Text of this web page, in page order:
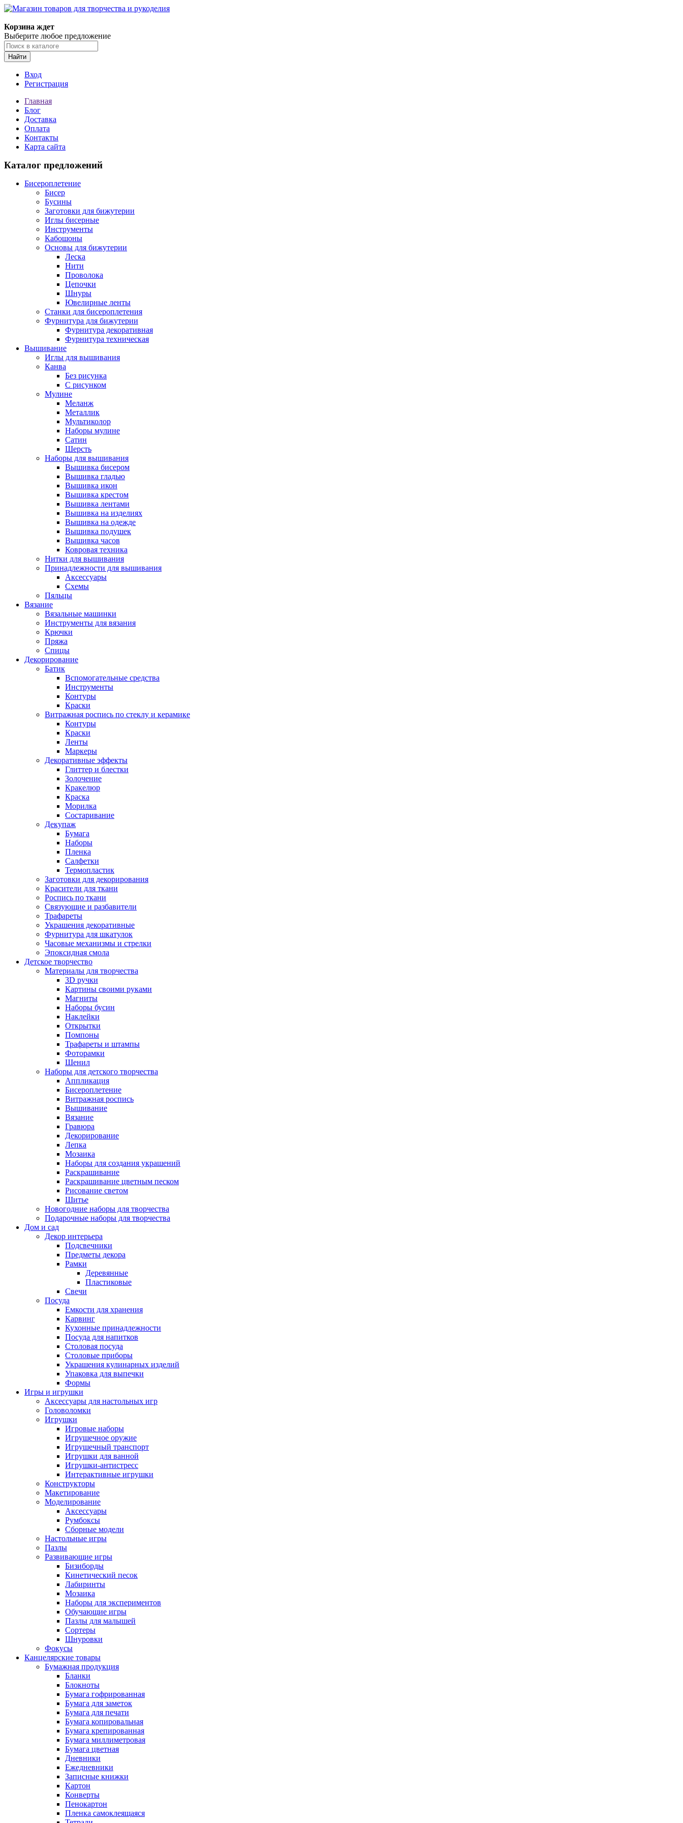
Корзина ждет
Выберите любое предложение
Найти
Вход
Регистрация
Главная
Блог
Доставка
Оплата
Контакты
Карта сайта
Каталог предложений
Бисероплетение
Бисер
Бусины
Заготовки для бижутерии
Иглы бисерные
Инструменты
Кабошоны
Основы для бижутерии
Леска
Нити
Проволока
Цепочки
Шнуры
Ювелирные ленты
Станки для бисероплетения
Фурнитура для бижутерии
Фурнитура декоративная
Фурнитура техническая
Вышивание
Иглы для вышивания
Канва
Без рисунка
С рисунком
Мулине
Меланж
Металлик
Мультиколор
Наборы мулине
Сатин
Шерсть
Наборы для вышивания
Вышивка бисером
Вышивка гладью
Вышивка икон
Вышивка крестом
Вышивка лентами
Вышивка на изделиях
Вышивка на одежде
Вышивка подушек
Вышивка часов
Ковровая техника
Нитки для вышивания
Принадлежности для вышивания
Аксессуары
Схемы
Пяльцы
Вязание
Вязальные машинки
Инструменты для вязания
Крючки
Пряжа
Спицы
Декорирование
Батик
Вспомогательные средства
Инструменты
Контуры
Краски
Витражная роспись по стеклу и керамике
Контуры
Краски
Ленты
Маркеры
Декоративные эффекты
Глиттер и блестки
Золочение
Кракелюр
Краска
Морилка
Состаривание
Декупаж
Бумага
Наборы
Пленка
Салфетки
Термопластик
Заготовки для декорирования
Красители для ткани
Роспись по ткани
Связующие и разбавители
Трафареты
Украшения декоративные
Фурнитура для шкатулок
Часовые механизмы и стрелки
Эпоксидная смола
Детское творчество
Материалы для творчества
3D ручки
Картины своими руками
Магниты
Наборы бусин
Наклейки
Открытки
Помпоны
Трафареты и штампы
Фоторамки
Шенил
Наборы для детского творчества
Аппликация
Бисероплетение
Витражная роспись
Вышивание
Вязание
Гравюра
Декорирование
Лепка
Мозаика
Наборы для создания украшений
Раскрашивание
Раскрашивание цветным песком
Рисование светом
Шитье
Новогодние наборы для творчества
Подарочные наборы для творчества
Дом и сад
Декор интерьера
Подсвечники
Предметы декора
Рамки
Деревянные
Пластиковые
Свечи
Посуда
Емкости для хранения
Карвинг
Кухонные принадлежности
Посуда для напитков
Столовая посуда
Столовые приборы
Украшения кулинарных изделий
Упаковка для выпечки
Формы
Игры и игрушки
Аксессуары для настольных игр
Головоломки
Игрушки
Игровые наборы
Игрушечное оружие
Игрушечный транспорт
Игрушки для ванной
Игрушки-антистресс
Интерактивные игрушки
Конструкторы
Макетирование
Моделирование
Аксессуары
Румбоксы
Сборные модели
Настольные игры
Пазлы
Развивающие игры
Бизиборды
Кинетический песок
Лабиринты
Мозаика
Наборы для экспериментов
Обучающие игры
Пазлы для малышей
Сортеры
Шнуровки
Фокусы
Канцелярские товары
Бумажная продукция
Бланки
Блокноты
Бумага гофрированная
Бумага для заметок
Бумага для печати
Бумага копировальная
Бумага крепированная
Бумага миллиметровая
Бумага цветная
Дневники
Ежедневники
Записные книжки
Картон
Конверты
Пенокартон
Пленка самоклеящаяся